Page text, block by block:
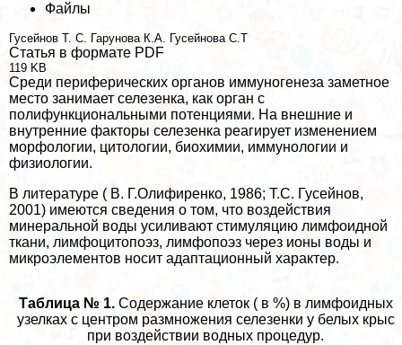
Файлы
Гусейнов Т. С. Гарунова К.А. Гусейнова С.Т
Статья в формате PDF
119 KB
Среди периферических органов иммуногенеза заметное
место занимает селезенка, как орган с
полифункциональными потенциями. На внешние и
внутренние факторы селезенка реагирует изменением
морфологии, цитологии, биохимии, иммунологии и
физиологии.
В литературе ( В. Г.Олифиренко, 1986; Т.С. Гусейнов,
2001) имеются сведения о том, что воздействия
минеральной воды усиливают стимуляцию лимфоидной
ткани, лимфоцитопоэз, лимфопоэз через ионы воды и
микроэлементов носит адаптационный хаpaктер.
Таблица № 1. Содержание клеток ( в %) в лимфоидных
узелках с центром размножения селезенки у белых крыс
при воздействии водных процедур.